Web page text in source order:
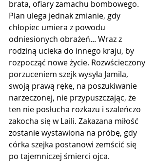
brata, ofiary zamachu bombowego.
Plan ulega jednak zmianie, gdy
chłopiec umiera z powodu
odniesionych obrażeń... Wraz z
rodziną ucieka do innego kraju, by
rozpocząć nowe życie. Rozwścieczony
porzuceniem szejk wysyła Jamila,
swoją prawą rękę, na poszukiwanie
narzeczonej, nie przypuszczając, że
ten nie posłucha rozkazu i szaleńczo
zakocha się w Laili. Zakazana miłość
zostanie wystawiona na próbę, gdy
córka szejka postanowi zemścić się
po tajemniczej śmierci ojca.